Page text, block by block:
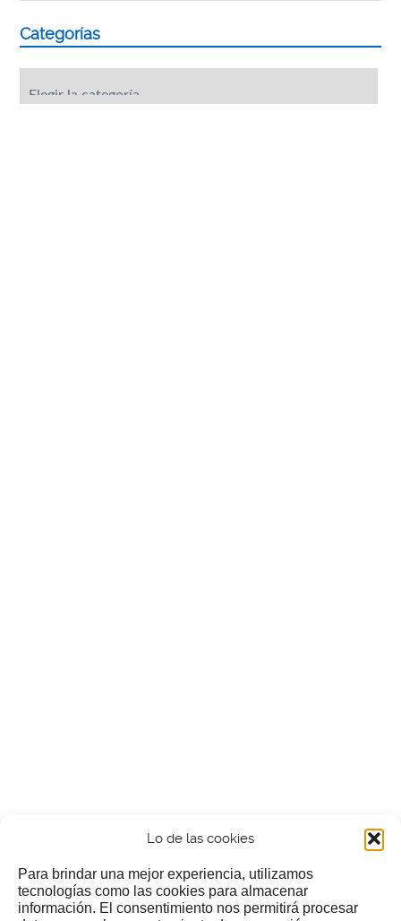
Lo de las cookies
Para brindar una mejor experiencia, utilizamos
tecnologías como las cookies para almacenar
información. El consentimiento nos permitirá procesar
Categorías